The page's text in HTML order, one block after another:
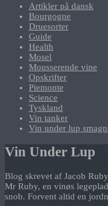
Artikler på dansk
Bourgogne
Druesorter
Guide
Health
Mosel
Mousserende vine
Opskrifter
Piemonte
Science
Tyskland
Vin tanker
Vin under lup
Vin Under Lup
Blog skrevet af Jacob
Mr Ruby, en vinøs
snob. Forvent altid en